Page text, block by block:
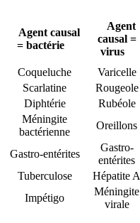
Agent causal
= bactérie
Agent
causal =
virus
Coqueluche Varicelle
Scarlatine
Rougeole
Diphtérie
Rubéole
Méningite
bactérienne
Oreillons
Gastro-entérites
Gastro-
entérites
Tuberculose
Hépatite A
Impétigo
Méningite
virale